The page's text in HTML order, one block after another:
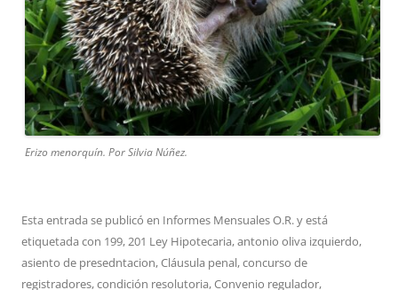
Erizo menorquín. Por Silvia Núñez.
Esta entrada se publicó en Informes Mensuales O.R.y está
etiquetada con 199,201 Ley Hipotecaria,antonio oliva izquierdo,
asiento de presedntacion,Cláusula penal,concurso de
registradores,condición resolutoria,Convenio regulador,